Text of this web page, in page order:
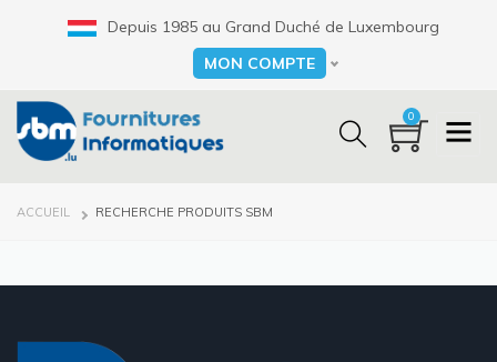
Depuis 1985 au Grand Duché de Luxembourg
Select your language
MON COMPTE
0
FIL
ACCUEIL RECHERCHE PRODUITS SBM